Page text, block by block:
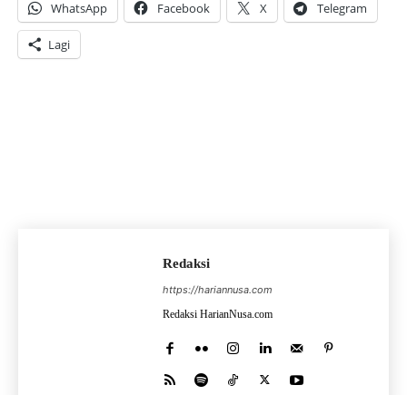
WhatsApp Facebook X Telegram
Lagi
Redaksi
https://hariannusa.com
Redaksi HarianNusa.com